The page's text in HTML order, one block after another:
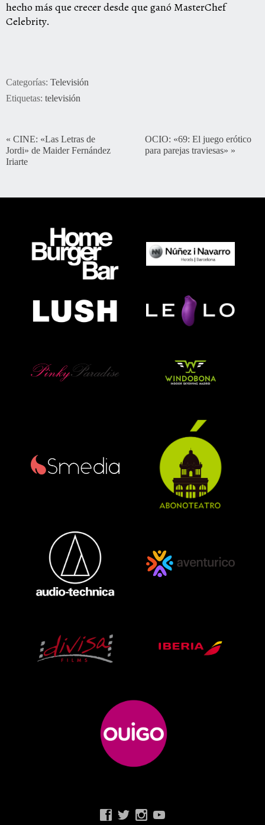
hecho más que crecer desde que ganó MasterChef
Celebrity.
Categorías: Televisión
Etiquetas: televisión
« CINE: «Las Letras de
Jordi» de Maider Fernández
Iriarte
OCIO: «69: El juego erótico
para parejas traviesas» »